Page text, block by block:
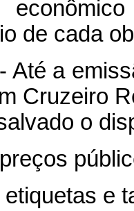
de cada
Até a
Cruzeiro
o
etiquetas e